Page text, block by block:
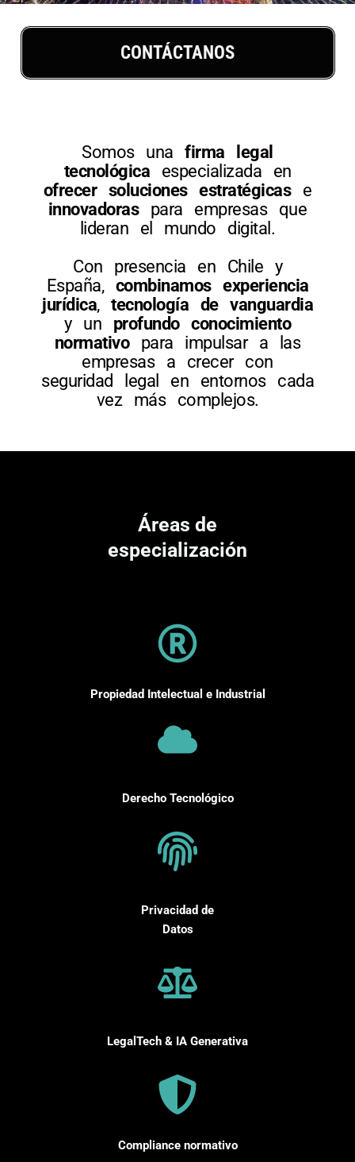
CONTÁCTANOS
Somos unafirma legal
tecnológica
especializada en
ofrecer soluciones estratégicas e
innovadoras para empresas que
lideran el mundo digital.
Con presencia en Chile y
España, combinamos experiencia
jurídica, tecnología de vanguardia
y un profundo conocimiento
normativo
para impulsar a las
empresas a crecer con
seguridad legal en entornos cada
vez más complejos.
Áreas de
especialización
Propiedad Intelectual e Industrial
Derecho Tecnológico
Privacidad de
Datos
LegalTech & IA Generativa
Compliance normativo